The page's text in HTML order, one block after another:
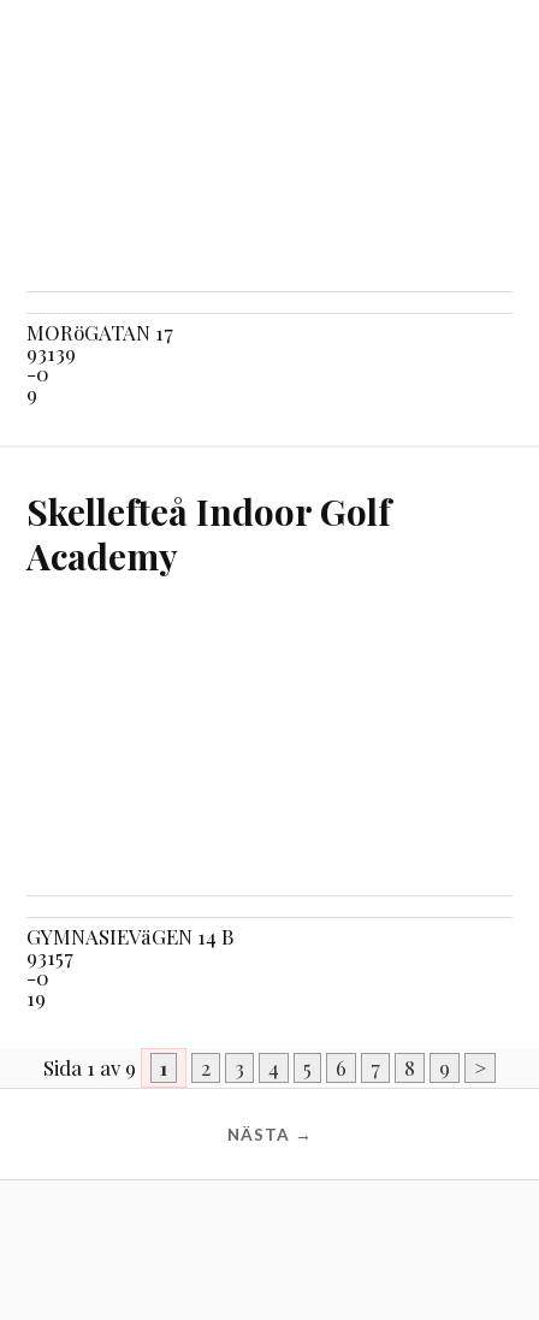
MORöGATAN 17
93139
-0
9
Skellefteå Indoor Golf
Academy
GYMNASIEVäGEN 14 B
93157
-0
19
Sida 1 av 9 1 2 3 4 5 6 7 8 9 >
NÄSTA →